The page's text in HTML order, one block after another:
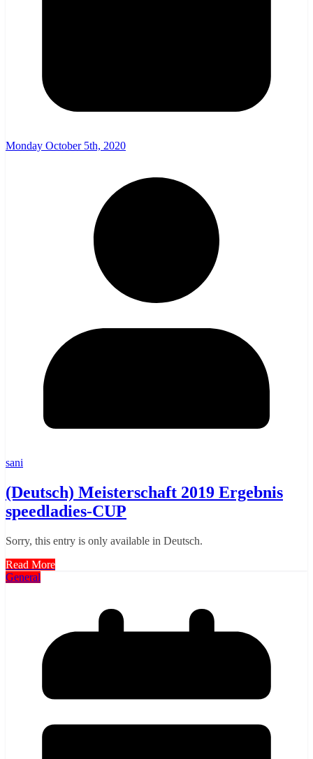
Monday October 5th, 2020
sani
(Deutsch) Meisterschaft 2019 Ergebnis
speedladies-CUP
Sorry, this entry is only available in Deutsch.
Read More
General